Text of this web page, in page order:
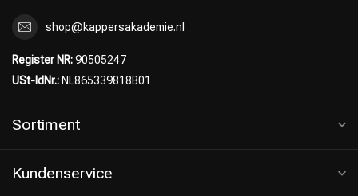
shop@kappersakademie.nl
Register NR:90505247
USt-IdNr.: NL865339818B01
Sortiment
Kundenservice